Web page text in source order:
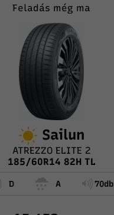
Feladás még ma
Sailun
ATREZZO ELITE 2
185/60R14 82H TL
D A 70db